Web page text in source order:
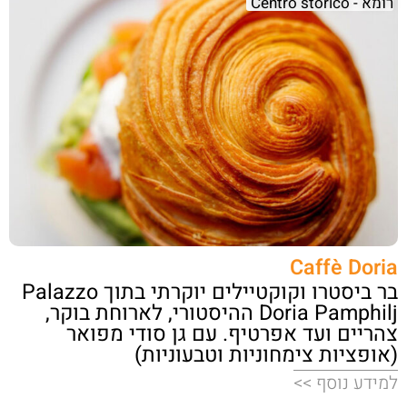
Caffè Doria
בר ביסטרו וקוקטיילים יוקרתי בתוך Palazzo
Doria Pamphilj ההיסטורי, לארוחת בוקר,
צהריים ועד אפרטיף. עם גן סודי מפואר
(אופציות צימחוניות וטבעוניות)
למידע נוסף >>